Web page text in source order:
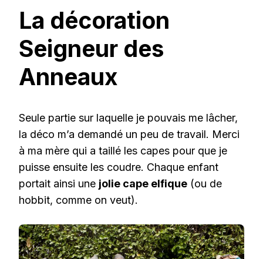
La décoration
Seigneur des
Anneaux
Seule partie sur laquelle je pouvais me lâcher,
la déco m’a demandé un peu de travail. Merci
à ma mère qui a taillé les capes pour que je
puisse ensuite les coudre. Chaque enfant
portait ainsi une jolie cape elfique (ou de
hobbit, comme on veut).